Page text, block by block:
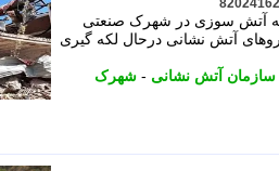
82024162
آتش سوزی در شهرک صنعتی
آتش نشانی درحال لکه گیری
سازمان آتش نشانی - شهرک